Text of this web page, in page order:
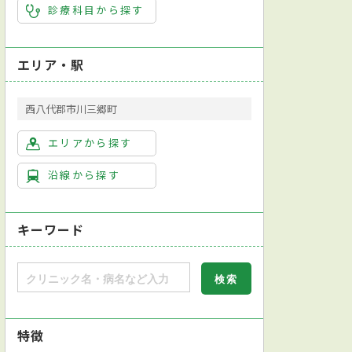
診療科目から探す
エリア・駅
西八代郡市川三郷町
エリアから探す
沿線から探す
キーワード
特徴